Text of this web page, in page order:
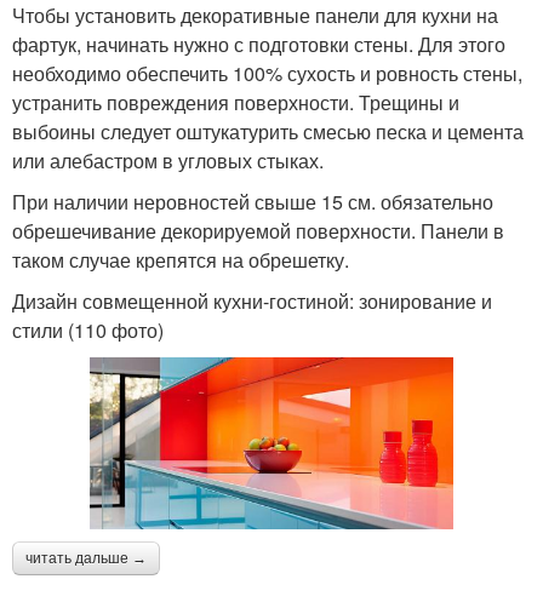
Чтобы установить декоративные панели для кухни на
фартук, начинать нужно с подготовки стены. Для этого
необходимо обеспечить 100% сухость и ровность стены,
устранить повреждения поверхности. Трещины и
выбоины следует оштукатурить смесью песка и цемента
или алебастром в угловых стыках.
При наличии неровностей свыше 15 см. обязательно
обрешечивание декорируемой поверхности. Панели в
таком случае крепятся на обрешетку.
Дизайн совмещенной кухни-гостиной: зонирование и
стили (110 фото)
читать дальше →